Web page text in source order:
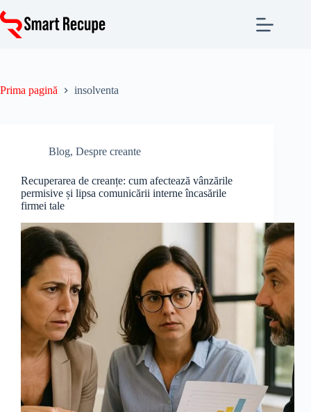
la
conținut
Prima pagină insolventa
Blog, Despre creante
Recuperarea de creanțe: cum afectează vânzările
permisive și lipsa comunicării interne încasările
firmei tale